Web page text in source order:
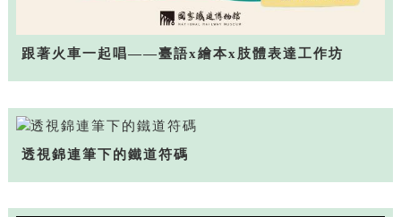
跟著火車一起唱——臺語x繪本x肢體表達工作坊
透視錦連筆下的鐵道符碼